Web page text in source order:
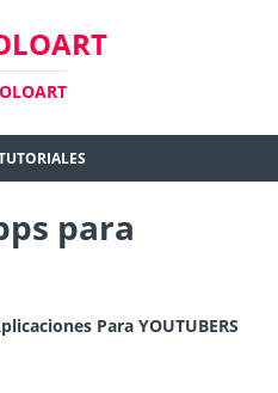
para
Para YOUTUBERS